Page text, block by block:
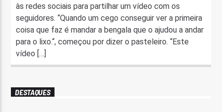
às redes sociais para partilhar um vídeo com os
seguidores. “Quando um cego conseguir ver a primeira
coisa que faz é mandar a bengala que o ajudou a andar
para o lixo.“, começou por dizer o pasteleiro. “Este
vídeo […]
DESTAQUES